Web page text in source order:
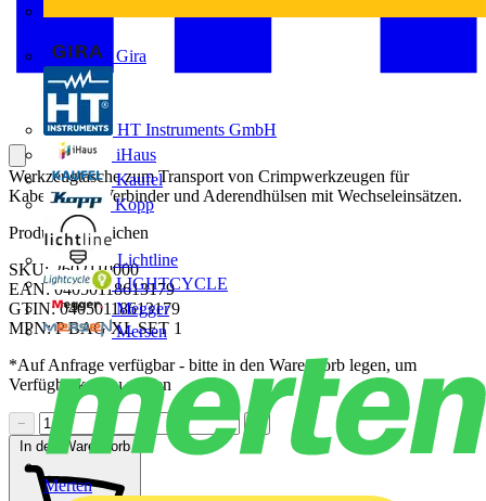
Gira
HT Instruments GmbH
iHaus
Kaufel
Kopp
Lichtline
LIGHTCYCLE
Megger
Mersen
Merten
Werkzeugtasche zum Transport von Crimpwerkzeugen für
Kabelschuhe,Verbinder und Aderendhülsen mit Wechseleinsätzen.
Produktkennzeichen
SKU: 2602110000
EAN: 04050118613179
GTIN: 04050118613179
MPN: P BAG XL SET 1
*Auf Anfrage verfügbar - bitte in den Warenkorb legen, um
Verfügbarkeit zu prüfen
−
In den Warenkorb